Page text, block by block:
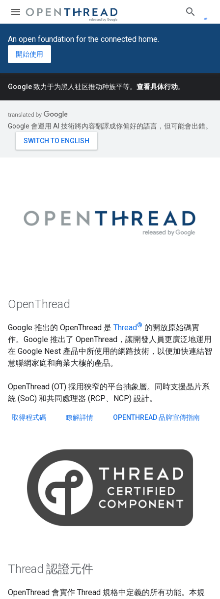
An open foundation for the connected home.
開始使用
Google 致力于为黑人社区推动种族平等。 查看具体行动。
Google 會運用 AI 技術將內容翻譯成你偏好的語言，但可能會出錯。
OpenThread
Google 推出的 OpenThread 是 Thread® 的開放原始碼實
作。Google 推出了 OpenThread，讓開發人員更廣泛地運用
在 Google Nest 產品中所使用的網路技術，以便加快連結智
慧聯網家庭和商業大樓的產品。
OpenThread (OT) 採用狹窄的平台抽象層。同時支援晶片系
統 (SoC) 和共同處理器 (RCP、NCP) 設計。
取得程式碼 瞭解詳情 OPENTHREAD 品牌宣傳指南
Thread 認證元件
OpenThread 會實作 Thread 規格中定義的所有功能。本規